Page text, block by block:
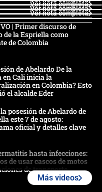
Ver nota completa
Ver nota completa
Ver nota completa
| Primer discurso de
de la Espriella como
de Colombia
de Abelardo De la
en Cali inicia la
en Colombia? Esto
el alcalde Eder
posesión de Abelardo de
este 7 de agosto:
oficial y detalles clave
hasta infecciones:
de usar cascos de motos
de transporte
Más videos